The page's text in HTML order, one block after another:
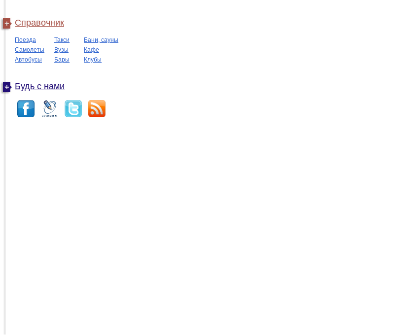
Справочник
Поезда Такси
Бани, сауны
Самолеты
Вузы
Кафе
Автобусы
Бары Клубы
Будь с нами